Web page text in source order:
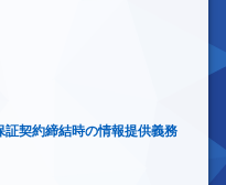
契約締結時の情報提供義務